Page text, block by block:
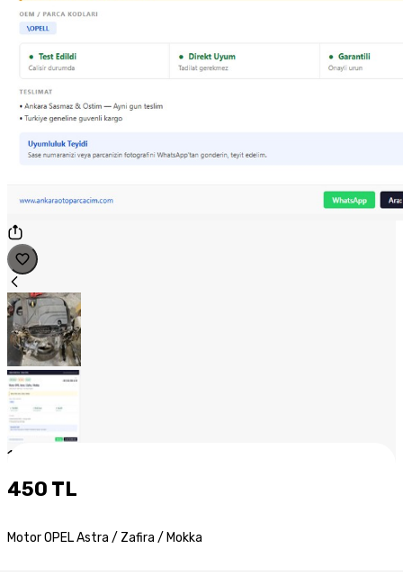
1
450 TL
Motor OPEL Astra / Zafira / Mokka